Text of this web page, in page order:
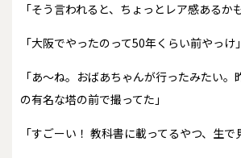
「そう言われると、ちょっとレア感あるかも
「大阪でやったのって50年くらい前やっけ」
「あ～ね。おばあちゃんが行ったみたい
の有名な塔の前で撮ってた」
「すごーい！ 教科書に載ってるやつ、生で